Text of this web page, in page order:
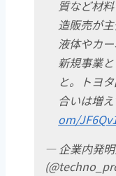
質など材
造販売が
液体やカ
新規事業
と。トヨ
合いは増
om/
— 企業内発